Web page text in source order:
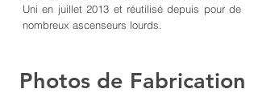
Uni en juillet 2013 et réutilisé depuis pour de
nombreux ascenseurs lourds.
Photos de Fabrication